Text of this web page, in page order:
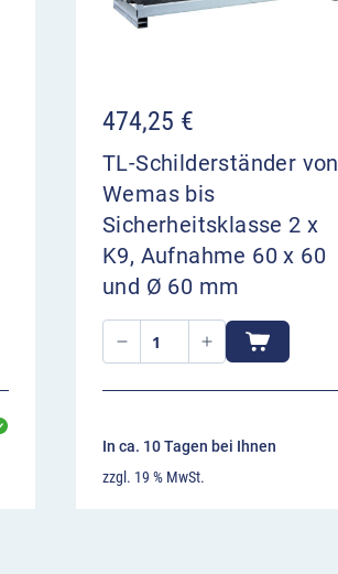
474,25 €
TL-Schilderständer von
Wemas bis
Sicherheitsklasse 2 x
K9, Aufnahme 60 x 60
und Ø 60 mm
In ca. 10 Tagen bei Ihnen
zzgl. 19 % MwSt.